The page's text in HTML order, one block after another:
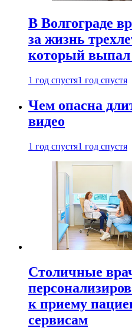
В Волгограде
за жизнь
который выпал
1 год спустя1 год спустя
Чем опасна
видео
1 год спустя1 год спустя
Столичные
к приему
сервисам